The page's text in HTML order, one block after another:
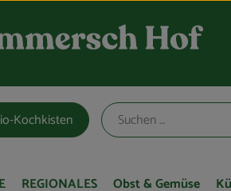
Kochkisten
REGIONALES Obst & Gemüse